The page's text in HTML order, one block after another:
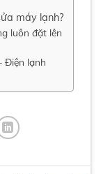
máy lạnh?
luôn đặt lên
Điện lạnh